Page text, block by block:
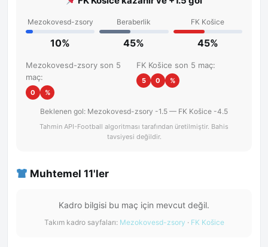
Mezokovesd-zsory
10%
Beraberlik
45%
FK Košice
45%
Mezokovesd-zsory son 5
maç:
0 %
FK Košice son 5 maç:
5 0 %
Beklenen gol: Mezokovesd-zsory -1.5 — FK Košice -4.5
Tahmin API-Football algoritması tarafından üretilmiştir. Bahis
tavsiyesi değildir.
Muhtemel 11'ler
Kadro bilgisi bu maç için mevcut değil.
Takım kadro sayfaları: Mezokovesd-zsory · FK Košice